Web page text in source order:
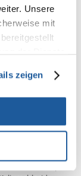
Unsere
mit
zeigen
zugeschnittene
Retriever
Labrador zu einem
Unterstützung
unterstützt das
Haut und